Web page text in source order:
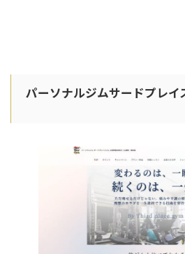
パーソナルジムサードプレイ